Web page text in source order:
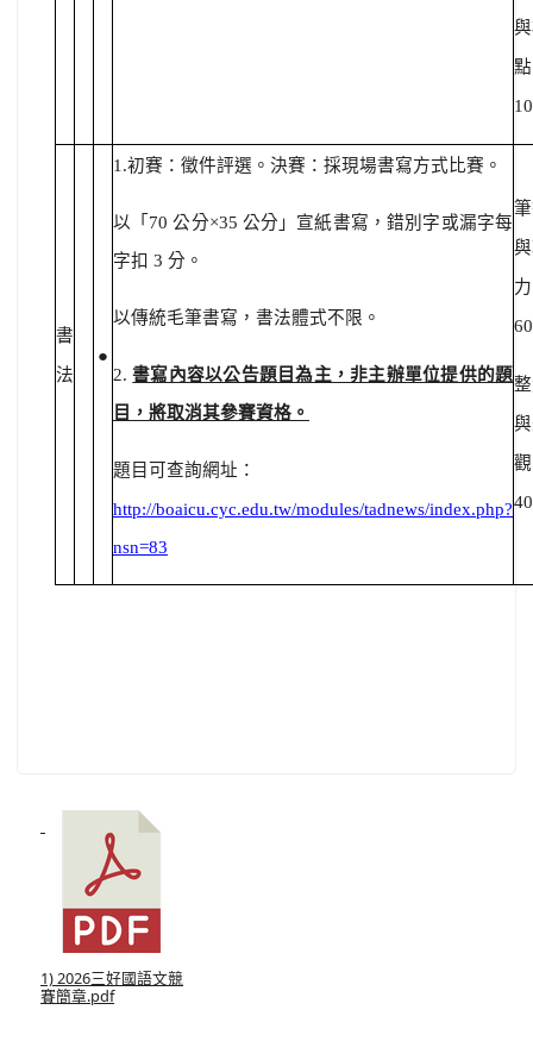
點
書
法
●
1.初賽：徵件評選。決賽：採現場書寫方式比賽。
以「70 公分×35 公分」宣紙書寫，錯別字或漏字每
字扣 3 分。
以傳統毛筆書寫，書法體式不限。
2. 書寫內容以公告題目為主，非主辦單位提供的題
目，將取消其參賽資格。
題目可查詢網址：
http://boaicu.cyc.edu.tw/modules/tadnews/index.php?
nsn=83
力
觀
1) 2026三好國語文競
賽簡章.pdf